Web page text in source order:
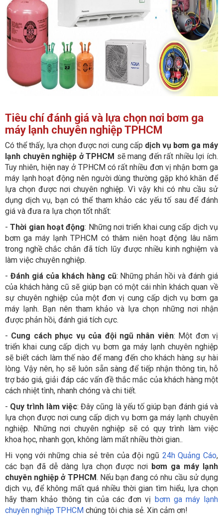
Tiêu chí đánh giá và lựa chọn nơi bơm ga
máy lạnh chuyên nghiệp TPHCM
Có thể thấy, lựa chọn được nơi cung cấp dịch vụ bơm ga máy
lạnh chuyên nghiệp ở TPHCM sẽ mang đến rất nhiều lợi ích.
Tuy nhiên, hiện nay ở TPHCM có rất nhiều đơn vị nhận bơm ga
máy lạnh hoạt động nên người dùng thường gặp khó khăn để
lựa chọn được nơi chuyên nghiệp. Vì vậy khi có nhu cầu sử
dụng dịch vụ, bạn có thể tham khảo các yếu tố sau để đánh
giá và đưa ra lựa chọn tốt nhất:
-Thời gian hoạt động: Những nơi triển khai cung cấp dịch vụ
bơm ga máy lạnh TPHCM có thâm niên hoạt động lâu năm
trong nghề chắc chắn đã tích lũy được nhiều kinh nghiệm và
làm việc chuyên nghiệp.
- Đánh giá của khách hàng cũ: Những phản hồi và đánh giá
của khách hàng cũ sẽ giúp bạn có một cái nhìn khách quan về
sự chuyên nghiệp của một đơn vị cung cấp dịch vụ bơm ga
máy lạnh. Bạn nên tham khảo và lựa chọn những nơi nhận
được phản hồi, đánh giá tích cực.
- Cung cách phục vụ của đội ngũ nhân viên: Một đơn vị
triển khai cung cấp dịch vụ bơm ga máy lạnh chuyên nghiệp
sẽ biết cách làm thế nào để mang đến cho khách hàng sự hài
lòng. Vậy nên, họ sẽ luôn sẵn sàng để tiếp nhận thông tin, hỗ
trợ báo giá, giải đáp các vấn đề thắc mắc của khách hàng một
cách nhiệt tình, nhanh chóng và chi tiết.
- Quy trình làm việc: Đây cũng là yếu tố giúp bạn đánh giá và
lựa chọn được nơi cung cấp dịch vụ bơm ga máy lạnh chuyên
nghiệp. Những nơi chuyên nghiệp sẽ có quy trình làm việc
khoa học, nhanh gọn, không làm mất nhiều thời gian..
Hi vọng với những chia sẻ trên của đội ngũ 24h Quảng Cáo,
các bạn đã dễ dàng lựa chọn được nơi bơm ga máy lạnh
chuyên nghiệp ở TPHCM. Nếu bạn đang có nhu cầu sử dụng
dịch vụ, để không mất quá nhiều thời gian tìm hiểu, lựa chọn
hãy tham khảo thông tin của các đơn vị bơm ga máy lạnh
chuyên nghiệp TPHCM chúng tôi chia sẻ. Xin cảm ơn!